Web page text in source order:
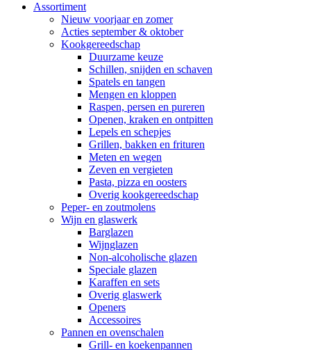
Assortiment
Nieuw voorjaar en zomer
Acties september & oktober
Kookgereedschap
Duurzame keuze
Schillen, snijden en schaven
Spatels en tangen
Mengen en kloppen
Raspen, persen en pureren
Openen, kraken en ontpitten
Lepels en schepjes
Grillen, bakken en frituren
Meten en wegen
Zeven en vergieten
Pasta, pizza en oosters
Overig kookgereedschap
Peper- en zoutmolens
Wijn en glaswerk
Barglazen
Wijnglazen
Non-alcoholische glazen
Speciale glazen
Karaffen en sets
Overig glaswerk
Openers
Accessoires
Pannen en ovenschalen
Grill- en koekenpannen